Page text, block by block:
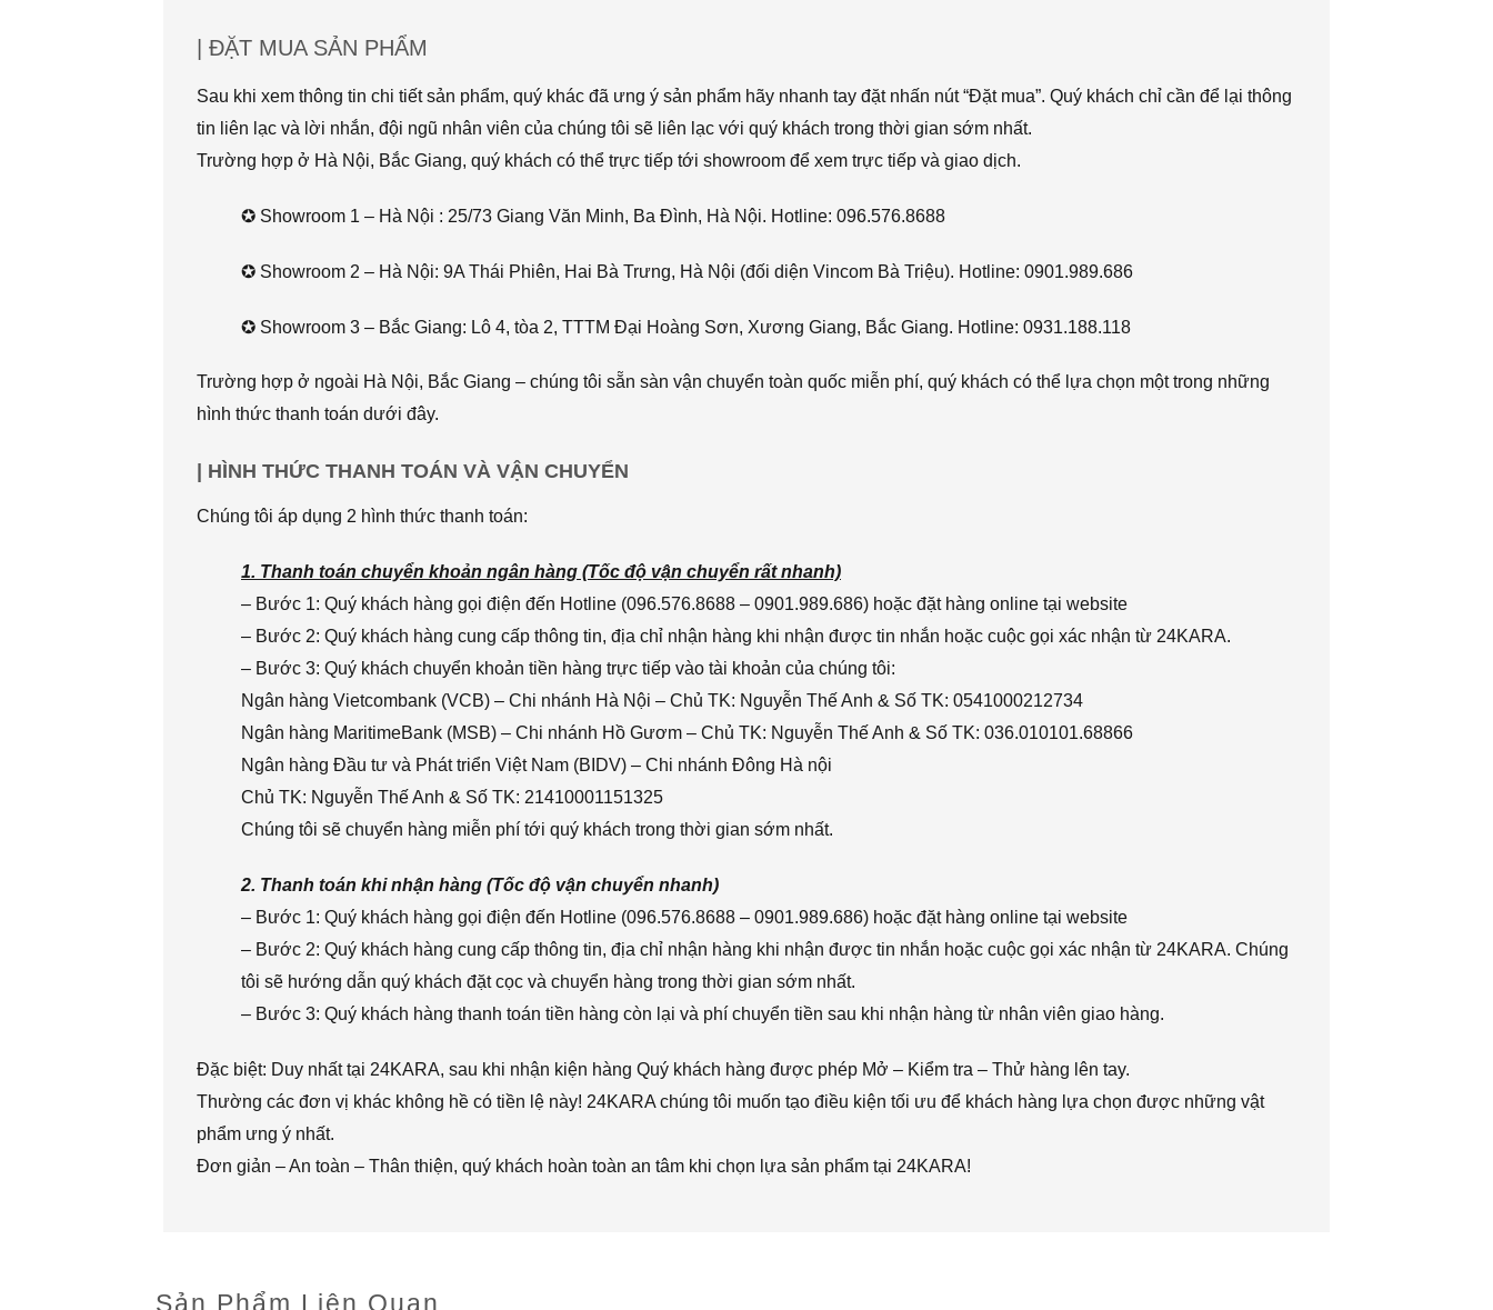
| ĐẶT MUA SẢN PHẨM
Sau khi xem thông tin chi tiết sản phẩm, quý khác đã ưng ý sản phẩm hãy nhanh tay đặt nhấn nút “Đặt mua”. Quý khách chỉ cần để lại thông
tin liên lạc và lời nhắn, đội ngũ nhân viên của chúng tôi sẽ liên lạc với quý khách trong thời gian sớm nhất.
Trường hợp ở Hà Nội, Bắc Giang, quý khách có thể trực tiếp tới showroom để xem trực tiếp và giao dịch.
✪ Showroom 1 – Hà Nội : 25/73 Giang Văn Minh, Ba Đình, Hà Nội. Hotline: 096.576.8688
✪ Showroom 2 – Hà Nội: 9A Thái Phiên, Hai Bà Trưng, Hà Nội (đối diện Vincom Bà Triệu). Hotline: 0901.989.686
✪ Showroom 3 – Bắc Giang: Lô 4, tòa 2, TTTM Đại Hoàng Sơn, Xương Giang, Bắc Giang. Hotline: 0931.188.118
Trường hợp ở ngoài Hà Nội, Bắc Giang – chúng tôi sẵn sàn vận chuyển toàn quốc miễn phí, quý khách có thể lựa chọn một trong những
hình thức thanh toán dưới đây.
| HÌNH THỨC THANH TOÁN VÀ VẬN CHUYỂN
Chúng tôi áp dụng 2 hình thức thanh toán:
1. Thanh toán chuyển khoản ngân hàng (Tốc độ vận chuyển rất nhanh)
– Bước 1: Quý khách hàng gọi điện đến Hotline (096.576.8688 – 0901.989.686) hoặc đặt hàng online tại website
– Bước 2: Quý khách hàng cung cấp thông tin, địa chỉ nhận hàng khi nhận được tin nhắn hoặc cuộc gọi xác nhận từ 24KARA.
– Bước 3: Quý khách chuyển khoản tiền hàng trực tiếp vào tài khoản của chúng tôi:
Ngân hàng Vietcombank (VCB) – Chi nhánh Hà Nội – Chủ TK: Nguyễn Thế Anh & Số TK: 0541000212734
Ngân hàng MaritimeBank (MSB) – Chi nhánh Hồ Gươm – Chủ TK: Nguyễn Thế Anh & Số TK: 036.010101.68866
Ngân hàng Đầu tư và Phát triển Việt Nam (BIDV) – Chi nhánh Đông Hà nội
Chủ TK: Nguyễn Thế Anh & Số TK: 21410001151325
Chúng tôi sẽ chuyển hàng miễn phí tới quý khách trong thời gian sớm nhất.
2. Thanh toán khi nhận hàng (Tốc độ vận chuyển nhanh)
– Bước 1: Quý khách hàng gọi điện đến Hotline (096.576.8688 – 0901.989.686) hoặc đặt hàng online tại website
– Bước 2: Quý khách hàng cung cấp thông tin, địa chỉ nhận hàng khi nhận được tin nhắn hoặc cuộc gọi xác nhận từ 24KARA. Chúng
tôi sẽ hướng dẫn quý khách đặt cọc và chuyển hàng trong thời gian sớm nhất.
– Bước 3: Quý khách hàng thanh toán tiền hàng còn lại và phí chuyển tiền sau khi nhận hàng từ nhân viên giao hàng.
Đặc biệt: Duy nhất tại 24KARA, sau khi nhận kiện hàng Quý khách hàng được phép Mở – Kiểm tra – Thử hàng lên tay.
Thường các đơn vị khác không hề có tiền lệ này! 24KARA chúng tôi muốn tạo điều kiện tối ưu để khách hàng lựa chọn được những vật
phẩm ưng ý nhất.
Đơn giản – An toàn – Thân thiện, quý khách hoàn toàn an tâm khi chọn lựa sản phẩm tại 24KARA!
Sản Phẩm Liên Quan